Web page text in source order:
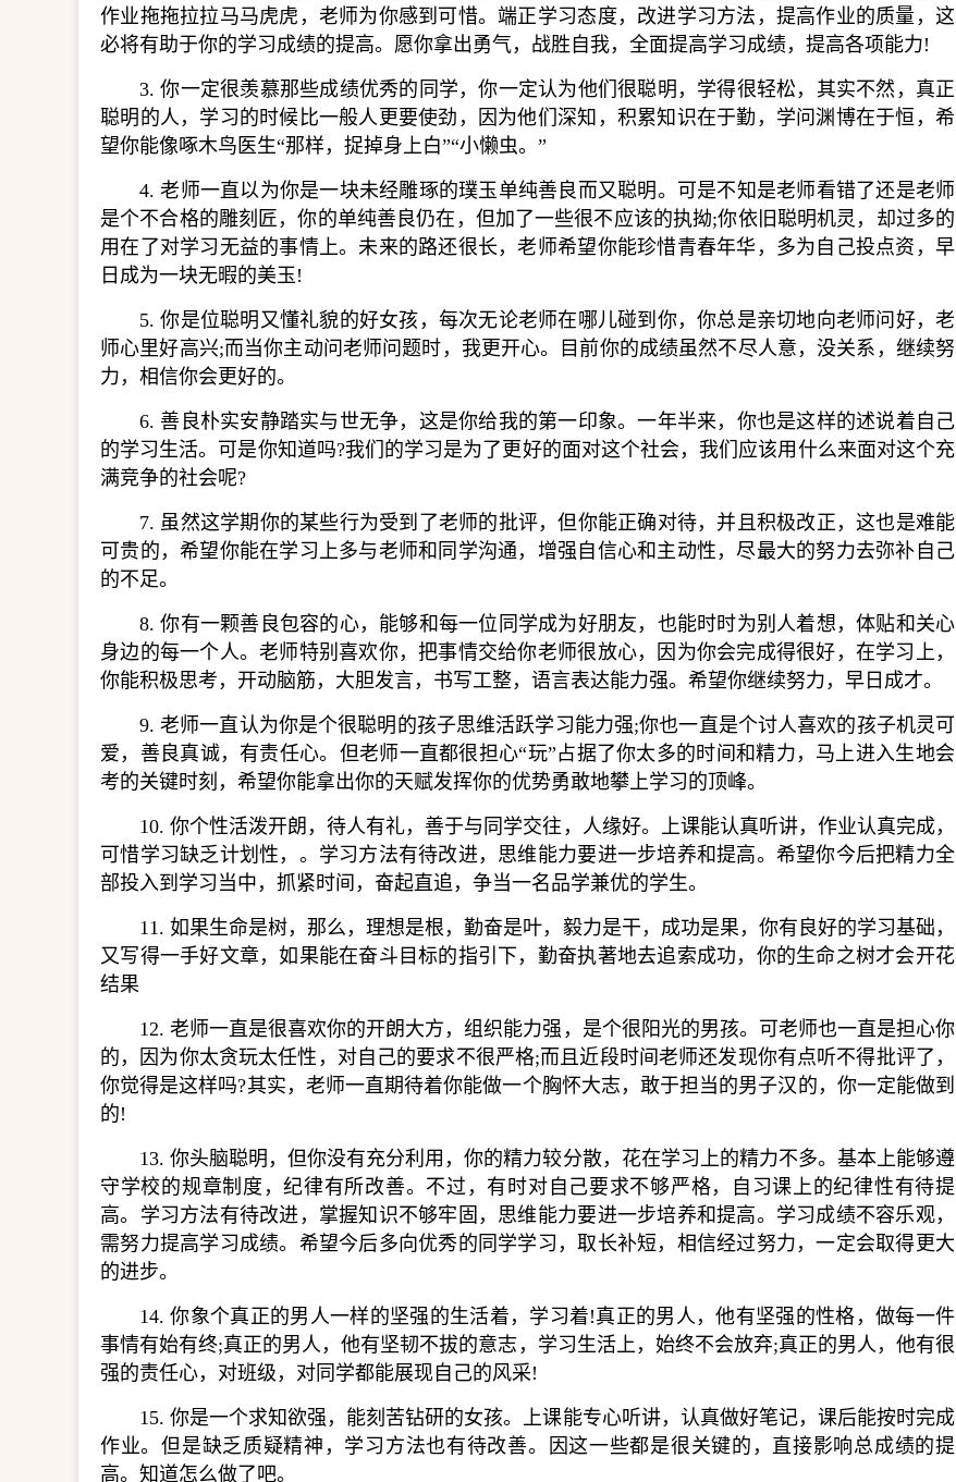
作业拖拖拉拉马马虎虎，老师为你感到可惜。端正学习态度，改进学习方法，提高作业的质量，这
必将有助于你的学习成绩的提高。愿你拿出勇气，战胜自我，全面提高学习成绩，提高各项能力!
3. 你一定很羡慕那些成绩优秀的同学，你一定认为他们很聪明，学得很轻松，其实不然，真正
聪明的人，学习的时候比一般人更要使劲，因为他们深知，积累知识在于勤，学问渊博在于恒，希
望你能像啄木鸟医生“那样，捉掉身上白”“小懒虫。”
4. 老师一直以为你是一块未经雕琢的璞玉单纯善良而又聪明。可是不知是老师看错了还是老师
是个不合格的雕刻匠，你的单纯善良仍在，但加了一些很不应该的执拗;你依旧聪明机灵，却过多的
用在了对学习无益的事情上。未来的路还很长，老师希望你能珍惜青春年华，多为自己投点资，早
日成为一块无暇的美玉!
5. 你是位聪明又懂礼貌的好女孩，每次无论老师在哪儿碰到你，你总是亲切地向老师问好，老
师心里好高兴;而当你主动问老师问题时，我更开心。目前你的成绩虽然不尽人意，没关系，继续努
力，相信你会更好的。
6. 善良朴实安静踏实与世无争，这是你给我的第一印象。一年半来，你也是这样的述说着自己
的学习生活。可是你知道吗?我们的学习是为了更好的面对这个社会，我们应该用什么来面对这个充
满竞争的社会呢?
7. 虽然这学期你的某些行为受到了老师的批评，但你能正确对待，并且积极改正，这也是难能
可贵的，希望你能在学习上多与老师和同学沟通，增强自信心和主动性，尽最大的努力去弥补自己
的不足。
8. 你有一颗善良包容的心，能够和每一位同学成为好朋友，也能时时为别人着想，体贴和关心
身边的每一个人。老师特别喜欢你，把事情交给你老师很放心，因为你会完成得很好，在学习上，
你能积极思考，开动脑筋，大胆发言，书写工整，语言表达能力强。希望你继续努力，早日成才。
9. 老师一直认为你是个很聪明的孩子思维活跃学习能力强;你也一直是个讨人喜欢的孩子机灵可
爱，善良真诚，有责任心。但老师一直都很担心“玩”占据了你太多的时间和精力，马上进入生地会
考的关键时刻，希望你能拿出你的天赋发挥你的优势勇敢地攀上学习的顶峰。
10. 你个性活泼开朗，待人有礼，善于与同学交往，人缘好。上课能认真听讲，作业认真完成，
可惜学习缺乏计划性，。学习方法有待改进，思维能力要进一步培养和提高。希望你今后把精力全
部投入到学习当中，抓紧时间，奋起直追，争当一名品学兼优的学生。
11. 如果生命是树，那么，理想是根，勤奋是叶，毅力是干，成功是果，你有良好的学习基础，
又写得一手好文章，如果能在奋斗目标的指引下，勤奋执著地去追索成功，你的生命之树才会开花
结果
12. 老师一直是很喜欢你的开朗大方，组织能力强，是个很阳光的男孩。可老师也一直是担心你
的，因为你太贪玩太任性，对自己的要求不很严格;而且近段时间老师还发现你有点听不得批评了，
你觉得是这样吗?其实，老师一直期待着你能做一个胸怀大志，敢于担当的男子汉的，你一定能做到
的!
13. 你头脑聪明，但你没有充分利用，你的精力较分散，花在学习上的精力不多。基本上能够遵
守学校的规章制度，纪律有所改善。不过，有时对自己要求不够严格，自习课上的纪律性有待提
高。学习方法有待改进，掌握知识不够牢固，思维能力要进一步培养和提高。学习成绩不容乐观，
需努力提高学习成绩。希望今后多向优秀的同学学习，取长补短，相信经过努力，一定会取得更大
的进步。
14. 你象个真正的男人一样的坚强的生活着，学习着!真正的男人，他有坚强的性格，做每一件
事情有始有终;真正的男人，他有坚韧不拔的意志，学习生活上，始终不会放弃;真正的男人，他有很
强的责任心，对班级，对同学都能展现自己的风采!
15. 你是一个求知欲强，能刻苦钻研的女孩。上课能专心听讲，认真做好笔记，课后能按时完成
作业。但是缺乏质疑精神，学习方法也有待改善。因这一些都是很关键的，直接影响总成绩的提
高。知道怎么做了吧。